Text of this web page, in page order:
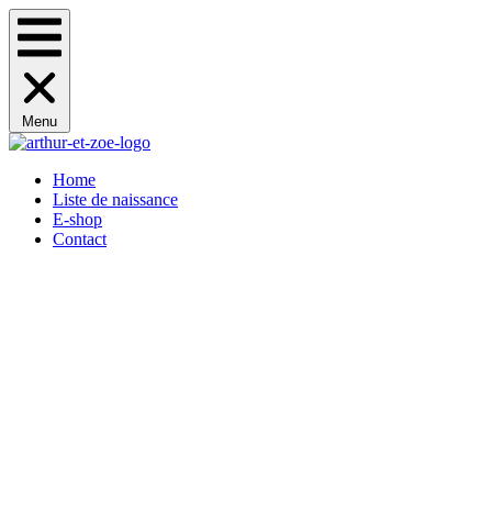
Menu
Home
Liste de naissance
E-shop
Contact